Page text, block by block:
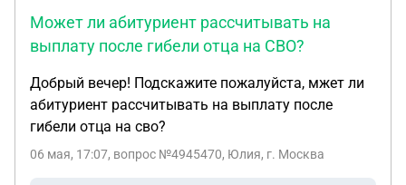
Может ли абитуриент рассчитывать на
выплату после гибели отца на СВО?
Добрый вечер! Подскажите пожалуйста, мжет ли
абитуриент рассчитывать на выплату после
гибели отца на сво?
06 мая, 17:07, вопрос №4945470, Юлия, г. Москва